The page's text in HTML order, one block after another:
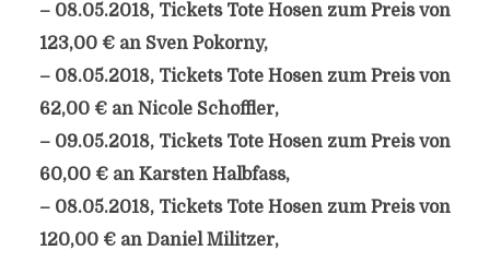
– 08.05.2018, Tickets Tote Hosen zum Preis von
123,00 € an Sven Pokorny,
– 08.05.2018, Tickets Tote Hosen zum Preis von
62,00 € an Nicole Schoffler,
– 09.05.2018, Tickets Tote Hosen zum Preis von
60,00 € an Karsten Halbfass,
– 08.05.2018, Tickets Tote Hosen zum Preis von
120,00 € an Daniel Militzer,